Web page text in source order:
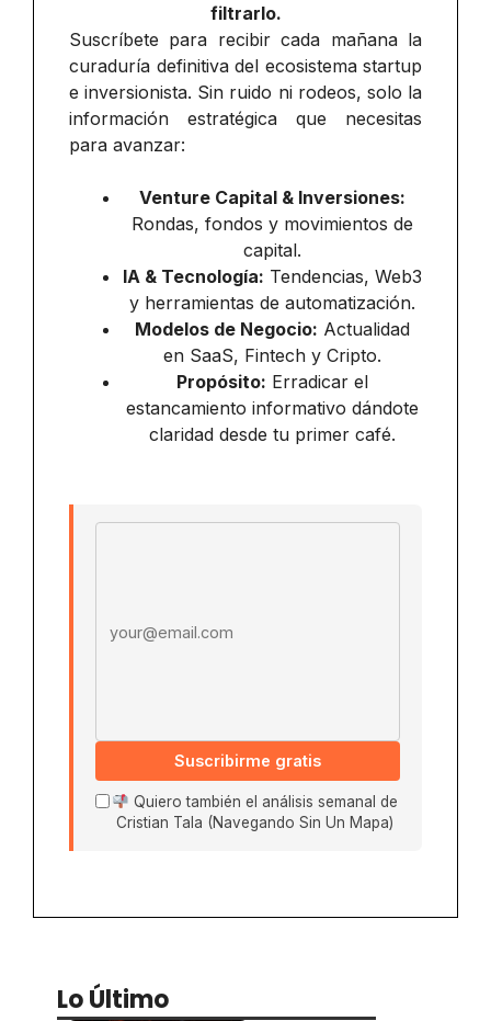
filtrarlo.
Suscríbete para recibir cada mañana la
curaduría definitiva del ecosistema startup
e inversionista. Sin ruido ni rodeos, solo la
información estratégica que necesitas
para avanzar:
Venture Capital & Inversiones:
Rondas, fondos y movimientos de
capital.
IA & Tecnología: Tendencias, Web3
y herramientas de automatización.
Modelos de Negocio: Actualidad
en SaaS, Fintech y Cripto.
Propósito: Erradicar el
estancamiento informativo dándote
claridad desde tu primer café.
Suscribirme gratis
Quiero también el análisis semanal de
Cristian Tala (Navegando Sin Un Mapa)
Lo Último